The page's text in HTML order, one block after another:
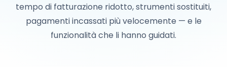
tempo di fatturazione ridotto, strumenti sostituiti,
pagamenti incassati più velocemente — e le
funzionalità che li hanno guidati.